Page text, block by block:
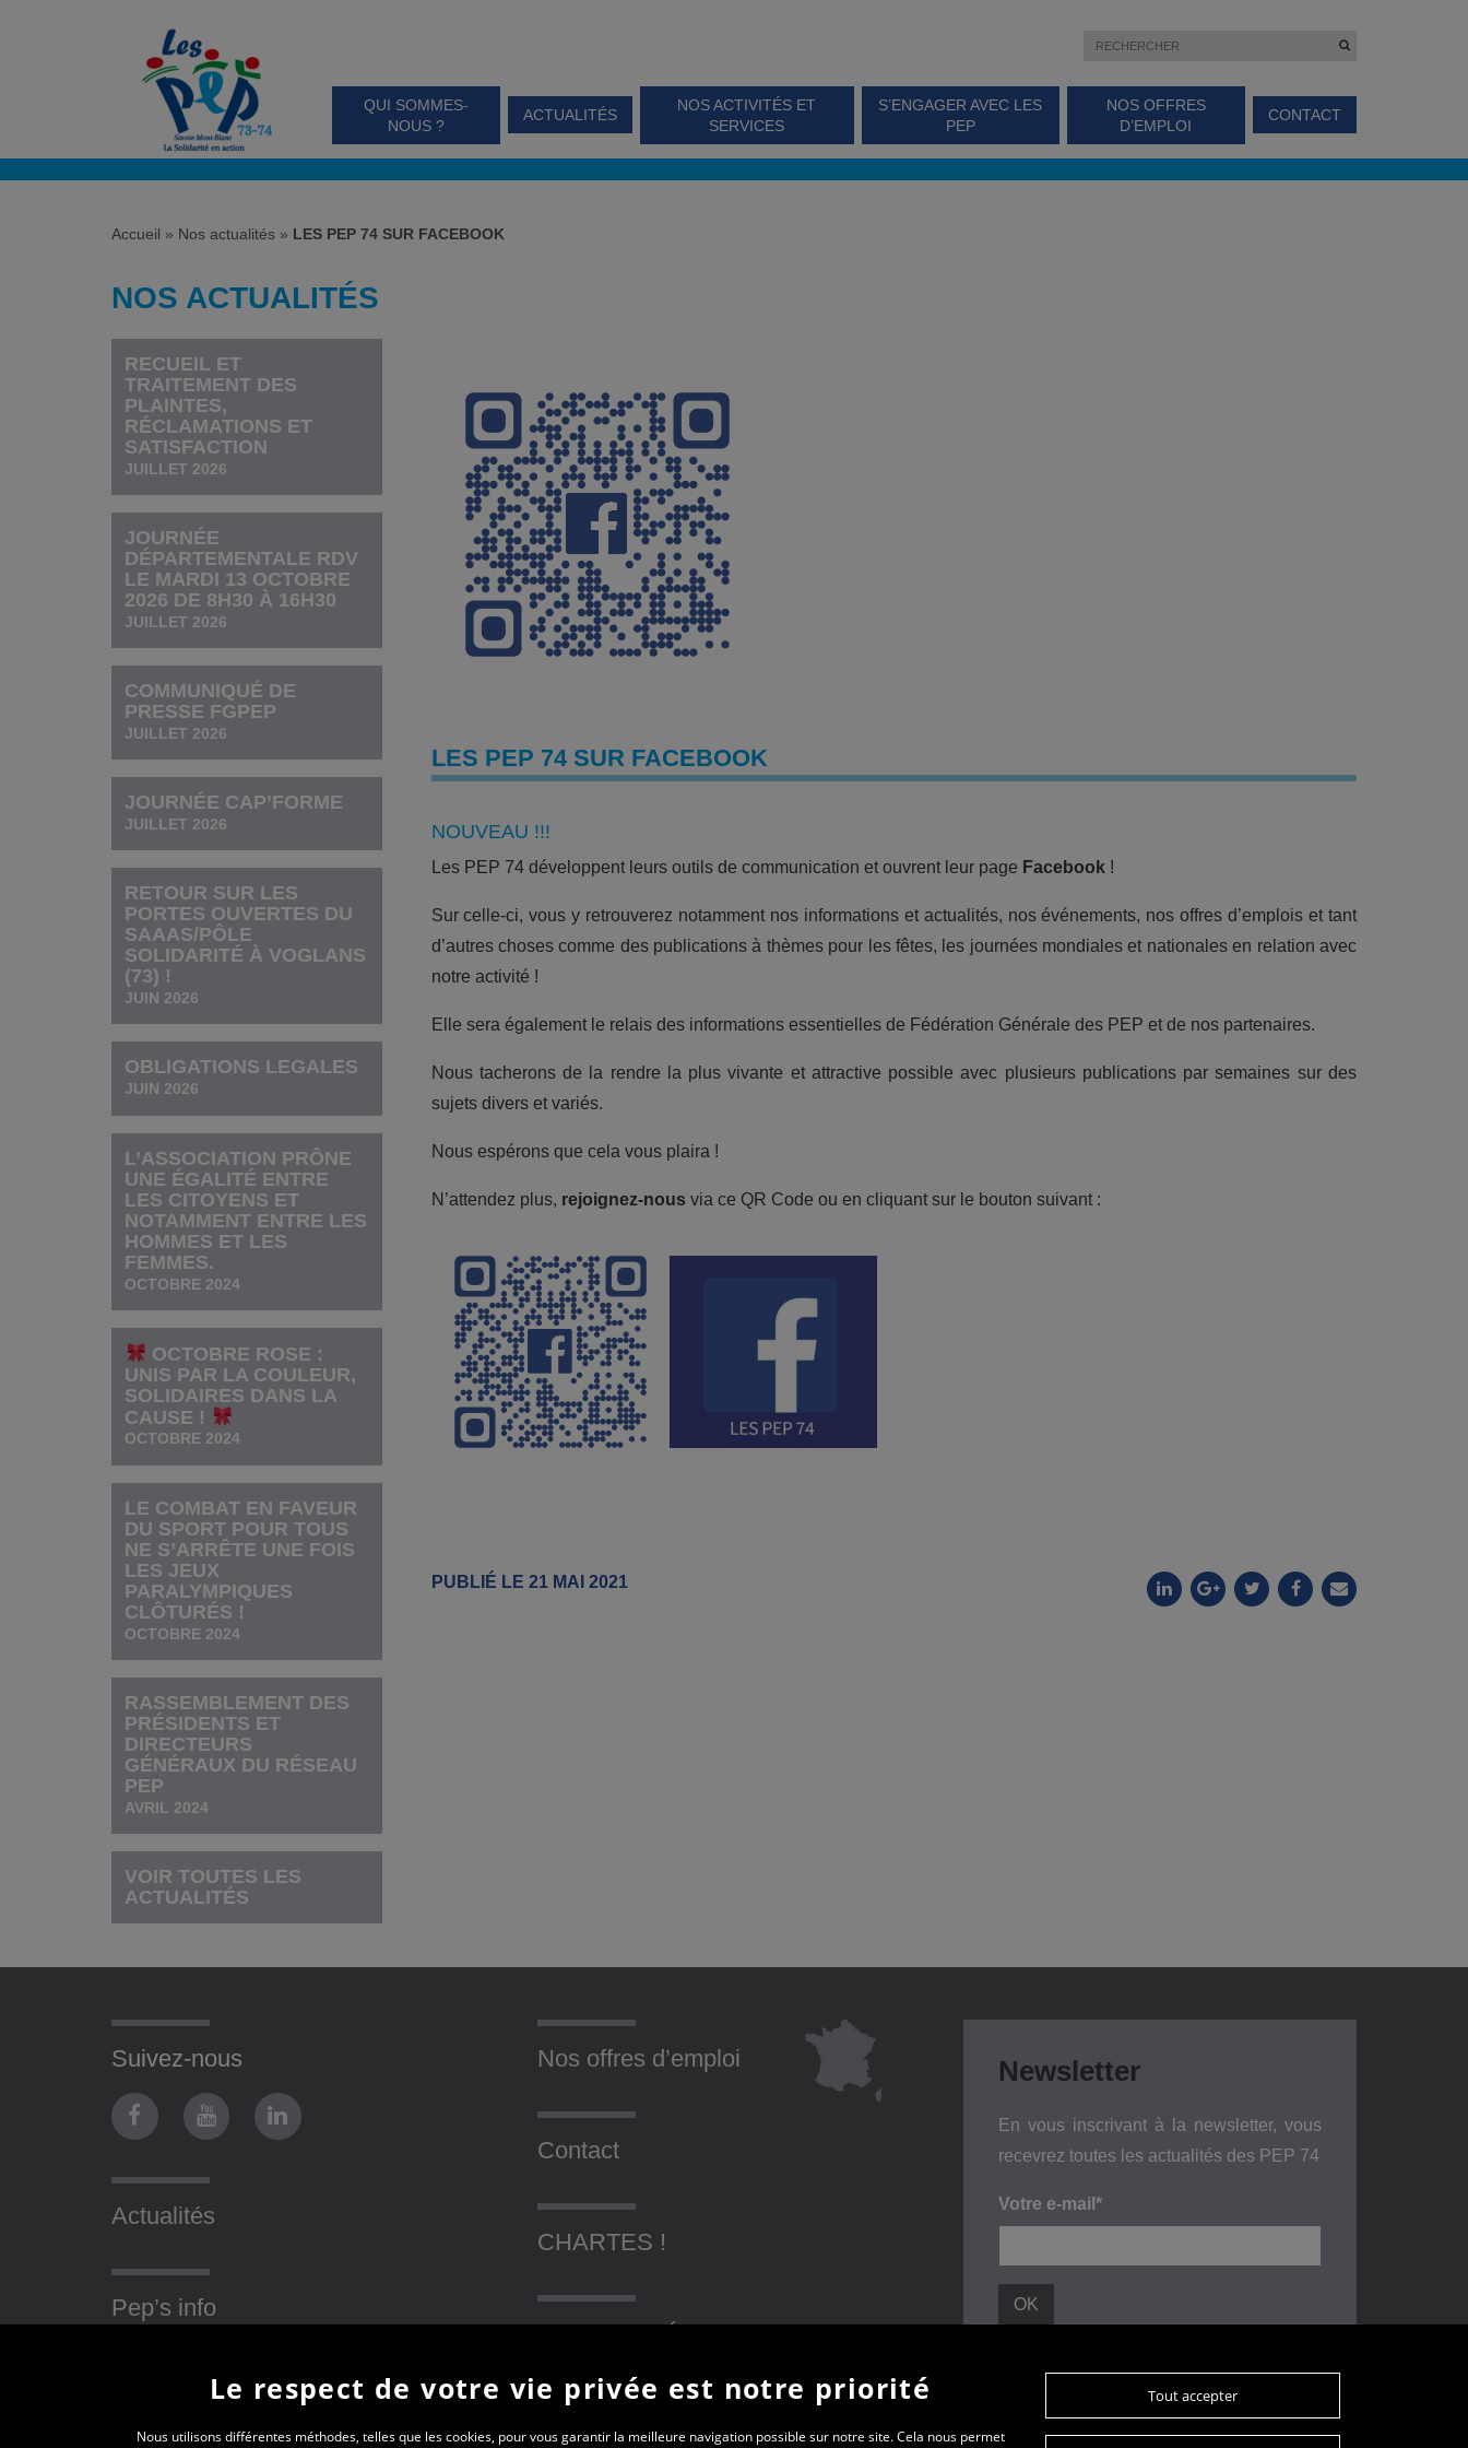
QUI SOMMES-
NOUS ?
ACTUALITÉS
NOS ACTIVITÉS ET
SERVICES
S’ENGAGER AVEC LES
PEP
NOS OFFRES
D’EMPLOI
CONTACT
Accueil » Nos actualités » LES PEP 74 SUR FACEBOOK
NOS ACTUALITÉS
RECUEIL ET
TRAITEMENT DES
PLAINTES,
RÉCLAMATIONS ET
SATISFACTION
JUILLET 2026
JOURNÉE
DÉPARTEMENTALE RDV
LE MARDI 13 OCTOBRE
2026 DE 8H30 À 16H30
JUILLET 2026
COMMUNIQUÉ DE
PRESSE FGPEP
JUILLET 2026
JOURNÉE CAP’FORME
JUILLET 2026
RETOUR SUR LES
PORTES OUVERTES DU
SAAAS/PÔLE
SOLIDARITÉ À VOGLANS
(73) !
JUIN 2026
OBLIGATIONS LEGALES
JUIN 2026
L’ASSOCIATION PRÔNE
UNE ÉGALITÉ ENTRE
LES CITOYENS ET
NOTAMMENT ENTRE LES
HOMMES ET LES
FEMMES.
OCTOBRE 2024
OCTOBRE ROSE :
UNIS PAR LA COULEUR,
SOLIDAIRES DANS LA
CAUSE !
OCTOBRE 2024
LE COMBAT EN FAVEUR
DU SPORT POUR TOUS
NE S’ARRÊTE UNE FOIS
LES JEUX
PARALYMPIQUES
CLÔTURÉS !
OCTOBRE 2024
RASSEMBLEMENT DES
PRÉSIDENTS ET
DIRECTEURS
GÉNÉRAUX DU RÉSEAU
PEP
AVRIL 2024
VOIR TOUTES LES
ACTUALITÉS
LES PEP 74 SUR FACEBOOK
NOUVEAU !!!
Les PEP 74 développent leurs outils de communication et ouvrent leur page Facebook!
Sur celle-ci, vous y retrouverez notamment nos informations et actualités, nos événements, nos offres d’emplois et tant
d’autres choses comme des publications à thèmes pour les fêtes, les journées mondiales et nationales en relation avec
notre activité !
Elle sera également le relais des informations essentielles de Fédération Générale des PEP et de nos partenaires.
Nous tacherons de la rendre la plus vivante et attractive possible avec plusieurs publications par semaines sur des
sujets divers et variés.
Nous espérons que cela vous plaira !
N’attendez plus, rejoignez-nous via ce QR Code ou en cliquant sur le bouton suivant :
PUBLIÉ LE 21 MAI 2021
Suivez-nous
Actualités
Pep’s info
Nos offres d’emploi
Contact
CHARTES !
Newsletter
En vous inscrivant à la newsletter, vous
recevrez toutes les actualités des PEP 74
Votre e-mail*
Mentions légales
Glossaire
Le respect de votre vie privée est notre priorité
Nous utilisons différentes méthodes, telles que les cookies, pour vous garantir la meilleure navigation possible sur notre site. Cela nous permet
Tout accepter